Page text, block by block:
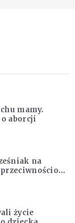
mamy.
aborcji
na
urodziny
życie